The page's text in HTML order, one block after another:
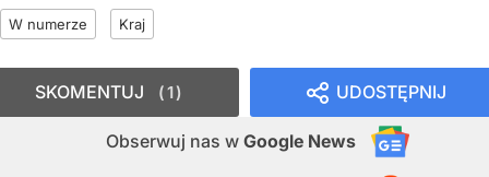
W numerze Kraj
UDOSTĘPNIJ
Obserwuj nas w Google News
SKOMENTUJ 1